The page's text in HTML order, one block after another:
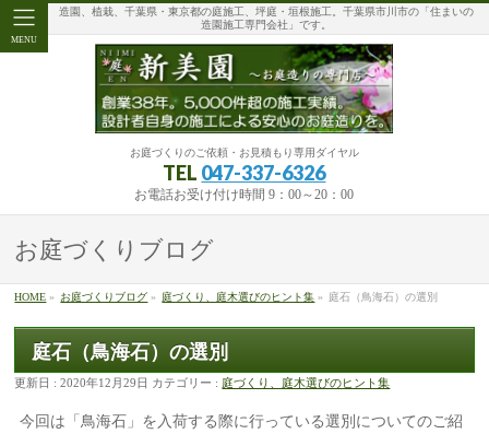
MENU
造園、植栽、千葉県・東京都の庭施工、坪庭・垣根施工。千葉県市川市の「住まいの
造園施工専門会社」です。
お庭づくりのご依頼・お見積もり専用ダイヤル
TEL 047-337-6326
お電話お受け付け時間 9：00～20：00
お庭づくりブログ
HOME » お庭づくりブログ » 庭づくり、庭木選びのヒント集 » 庭石（鳥海石）の選別
庭石（鳥海石）の選別
更新日 : 2020年12月29日 カテゴリー : 庭づくり、庭木選びのヒント集
今回は「鳥海石」を入荷する際に行っている選別についてのご紹